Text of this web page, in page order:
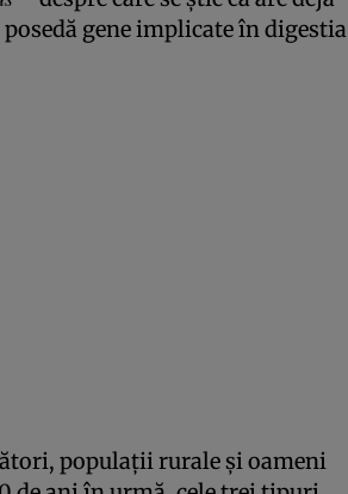
posedă gene implicate în digestia
populații rurale și oameni